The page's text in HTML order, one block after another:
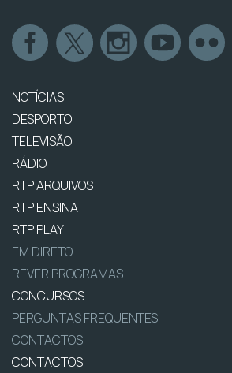
NOTÍCIAS
DESPORTO
TELEVISÃO
RÁDIO
RTP ARQUIVOS
RTP ENSINA
RTP PLAY
EM DIRETO
REVER PROGRAMAS
CONCURSOS
PERGUNTAS FREQUENTES
CONTACTOS
CONTACTOS